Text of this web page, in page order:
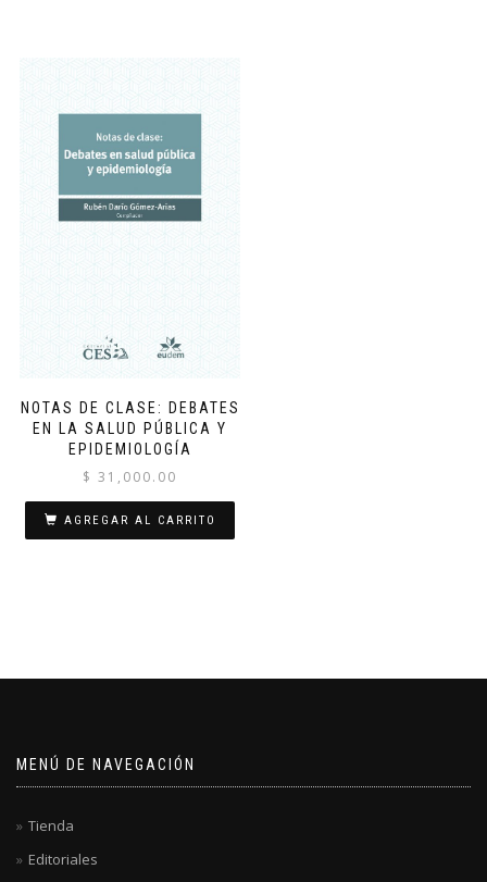
NOTAS DE CLASE: DEBATES
EN LA SALUD PÚBLICA Y
EPIDEMIOLOGÍA
$ 31,000.00
AGREGAR AL CARRITO
MENÚ DE NAVEGACIÓN
Tienda
Editoriales